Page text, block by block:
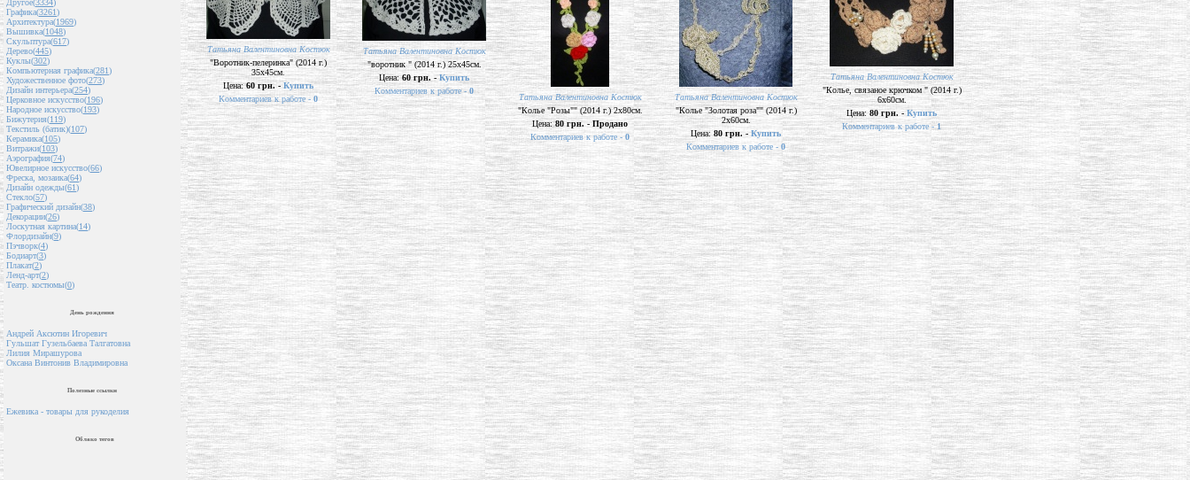
Другое(3334)
Графика(3261)
Архитектура(1969)
Вышивка(1048)
Скульптура(617)
Дерево(445)
Куклы(302)
Компьютерная графика(281)
Художественное фото(273)
Дизайн интерьера(254)
Церковное искусство(196)
Народное искусство(193)
Бижутерия(119)
Текстиль (батик)(107)
Керамика(105)
Витражи(103)
Аэрография(74)
Ювелирное искусство(66)
Фреска, мозаика(64)
Дизайн одежды(61)
Стекло(57)
Графический дизайн(38)
Декорации(26)
Лоскутная картина(14)
Флордизайн(9)
Пэчворк(4)
Бодиарт(3)
Плакат(2)
Ленд-арт(2)
Театр. костюмы(0)
День рождения
Андрей Аксютин Игоревич
Гульшат Гузельбаева Талгатовна
Лилия Мирашурова
Оксана Винтонив Владимировна
Полезные ссылки
Ежевика - товары для рукоделия
Облако тегов
Татьяна Валентиновна Костюк
"Воротник-пелеринка" (2014 г.)
35х45см.
Цена:60 грн. - Купить
Комментариев к работе - 0
Татьяна Валентиновна Костюк
"воротник " (2014 г.) 25х45см.
Цена:60 грн. -Купить
Комментариев к работе -0
Татьяна Валентиновна Костюк
"Колье "Розы"" (2014 г.) 2х80см.
Цена:80 грн. - Продано
Комментариев к работе - 0
Татьяна Валентиновна Костюк
"Колье "Золотая роза"" (2014 г.)
2х60см.
Цена:80 грн. -Купить
Комментариев к работе - 0
Татьяна Валентиновна Костюк
"Колье, связаное крючком " (2014 г.)
6х60см.
Цена:80 грн. - Купить
Комментариев к работе -1